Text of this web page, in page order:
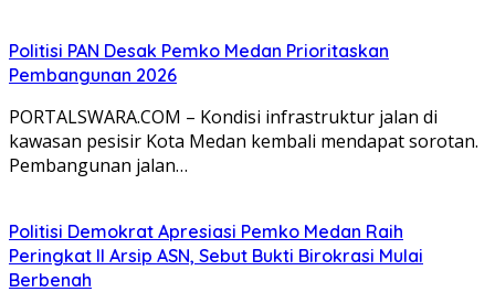
Politisi PAN Desak Pemko Medan Prioritaskan
Pembangunan 2026
PORTALSWARA.COM – Kondisi infrastruktur jalan di
kawasan pesisir Kota Medan kembali mendapat sorotan.
Pembangunan jalan…
Politisi Demokrat Apresiasi Pemko Medan Raih
Peringkat II Arsip ASN, Sebut Bukti Birokrasi Mulai
Berbenah